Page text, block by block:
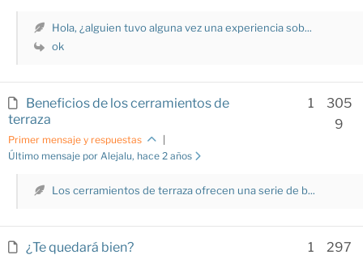
Hola, ¿alguien tuvo alguna vez una experiencia sob...
ok
Beneficios de los cerramientos de
terraza
Primer mensaje y respuestas
|
Último mensaje por Alejalu, hace 2 años
305
9
1
Los cerramientos de terraza ofrecen una serie de b...
¿Te quedará bien?
297
1